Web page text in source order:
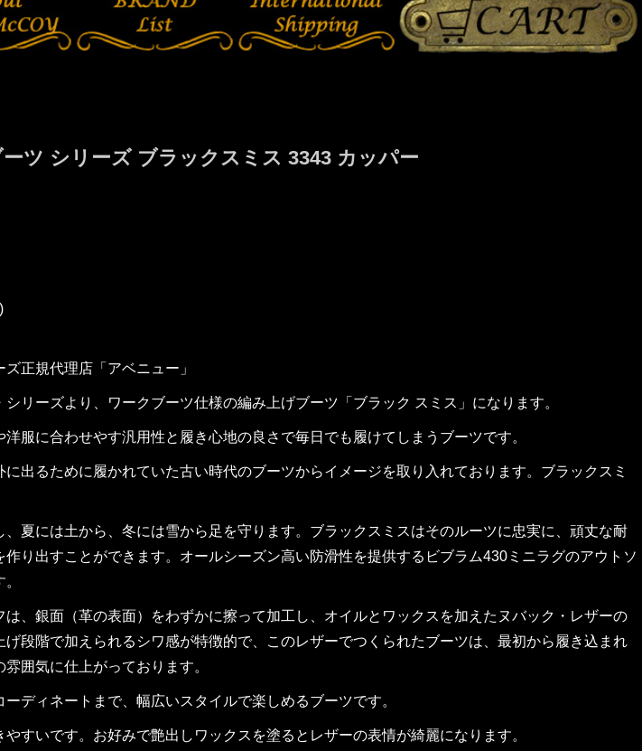
ツ シリーズ ブラックスミス 3343 カッパー
正規代理店「アベニュー」
リーズより、ワークブーツ仕様の編み上げブーツ「ブラック スミス」になります。
服に合わせやす汎用性と履き心地の良さで毎日でも履けてしまうブーツです。
出るために履かれていた古い時代のブーツからイメージを取り入れております。ブラックスミ
夏には土から、冬には雪から足を守ります。ブラックスミスはそのルーツに忠実に、頑丈な耐
り出すことができます。オールシーズン高い防滑性を提供するビブラム430ミニラグのアウトソ
、銀面（革の表面）をわずかに擦って加工し、オイルとワックスを加えたヌバック・レザーの
段階で加えられるシワ感が特徴的で、このレザーでつくられたブーツは、最初から履き込まれ
囲気に仕上がっております。
ディネートまで、幅広いスタイルで楽しめるブーツです。
すいです。お好みで艶出しワックスを塗るとレザーの表情が綺麗になります。